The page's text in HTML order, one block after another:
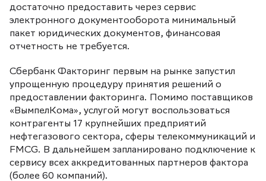
достаточно предоставить через сервис
электронного документооборота минимальный
пакет юридических документов, финансовая
отчетность не требуется.
Сбербанк Факторинг первым на рынке запустил
упрощенную процедуру принятия решений о
предоставлении факторинга. Помимо поставщиков
«ВымпелКома», услугой могут воспользоваться
контрагенты 17 крупнейших предприятий
нефтегазового сектора, сферы телекоммуникаций и
FMCG. В дальнейшем запланировано подключение к
сервису всех аккредитованных партнеров фактора
(более 60 компаний).